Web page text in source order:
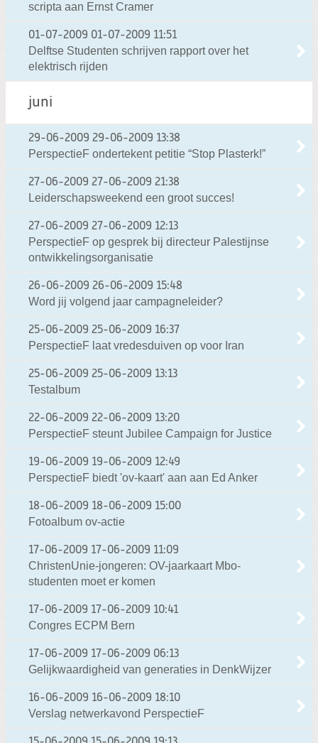
scripta aan Ernst Cramer
01-07-2009 01-07-2009 11:51
Delftse Studenten schrijven rapport over het
elektrisch rijden
juni
29-06-2009 29-06-2009 13:38
PerspectieF ondertekent petitie “Stop Plasterk!”
27-06-2009 27-06-2009 21:38
Leiderschapsweekend een groot succes!
27-06-2009 27-06-2009 12:13
PerspectieF op gesprek bij directeur Palestijnse
ontwikkelingsorganisatie
26-06-2009 26-06-2009 15:48
Word jij volgend jaar campagneleider?
25-06-2009 25-06-2009 16:37
PerspectieF laat vredesduiven op voor Iran
25-06-2009 25-06-2009 13:13
Testalbum
22-06-2009 22-06-2009 13:20
PerspectieF steunt Jubilee Campaign for Justice
19-06-2009 19-06-2009 12:49
PerspectieF biedt 'ov-kaart' aan aan Ed Anker
18-06-2009 18-06-2009 15:00
Fotoalbum ov-actie
17-06-2009 17-06-2009 11:09
ChristenUnie-jongeren: OV-jaarkaart Mbo-
studenten moet er komen
17-06-2009 17-06-2009 10:41
Congres ECPM Bern
17-06-2009 17-06-2009 06:13
Gelijkwaardigheid van generaties in DenkWijzer
16-06-2009 16-06-2009 18:10
Verslag netwerkavond PerspectieF